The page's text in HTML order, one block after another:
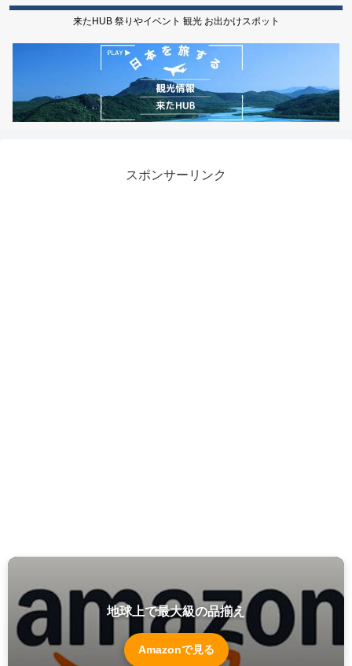
来たHUB 祭りやイベント 観光 お出かけスポット
スポンサーリンク
地球上で最大級の品揃え
Amazonで見る